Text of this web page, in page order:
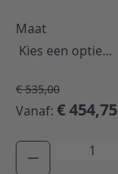
Maat
€ 535,00
Vanaf: € 454,75
Aantal